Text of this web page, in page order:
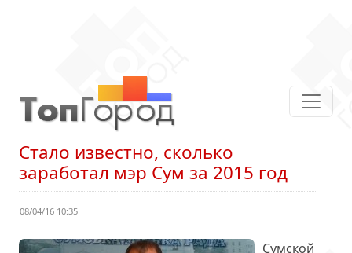
Стало известно, сколько
заработал мэр Сум за 2015 год
08/04/16 10:35
Сумской